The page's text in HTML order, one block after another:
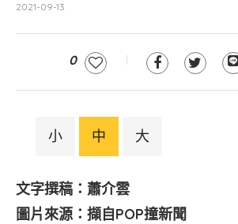
2021-09-13
0
小 中 大
文字撰稿：蕭介雲
圖片來源：擷自POP撞新聞